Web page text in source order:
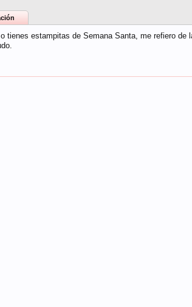
tienes estampitas de Semana Santa, me refiero de